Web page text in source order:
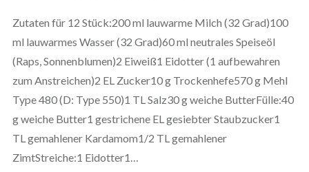
Zutaten für 12 Stück:200 ml lauwarme Milch (32 Grad)100
ml lauwarmes Wasser (32 Grad)60 ml neutrales Speiseöl
(Raps, Sonnenblumen)2 Eiweiß1 Eidotter (1 aufbewahren
zum Anstreichen)2 EL Zucker10 g Trockenhefe570 g Mehl
Type 480 (D: Type 550)1 TL Salz30 g weiche ButterFülle:40
g weiche Butter1 gestrichene EL gesiebter Staubzucker1
TL gemahlener Kardamom1/2 TL gemahlener
ZimtStreiche:1 Eidotter1…